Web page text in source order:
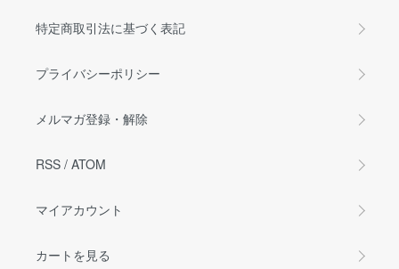
特定商取引法に基づく表記
プライバシーポリシー
メルマガ登録・解除
RSS / ATOM
マイアカウント
カートを見る